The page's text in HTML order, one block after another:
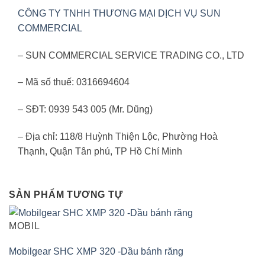
CÔNG TY TNHH THƯƠNG MẠI DỊCH VỤ SUN
COMMERCIAL
– SUN COMMERCIAL SERVICE TRADING CO., LTD
– Mã số thuế: 0316694604
– SĐT: 0939 543 005 (Mr. Dũng)
– Địa chỉ: 118/8 Huỳnh Thiện Lộc, Phường Hoà
Thạnh, Quận Tân phú, TP Hồ Chí Minh
SẢN PHẨM TƯƠNG TỰ
MOBIL
Mobilgear SHC XMP 320 -Dầu bánh răng